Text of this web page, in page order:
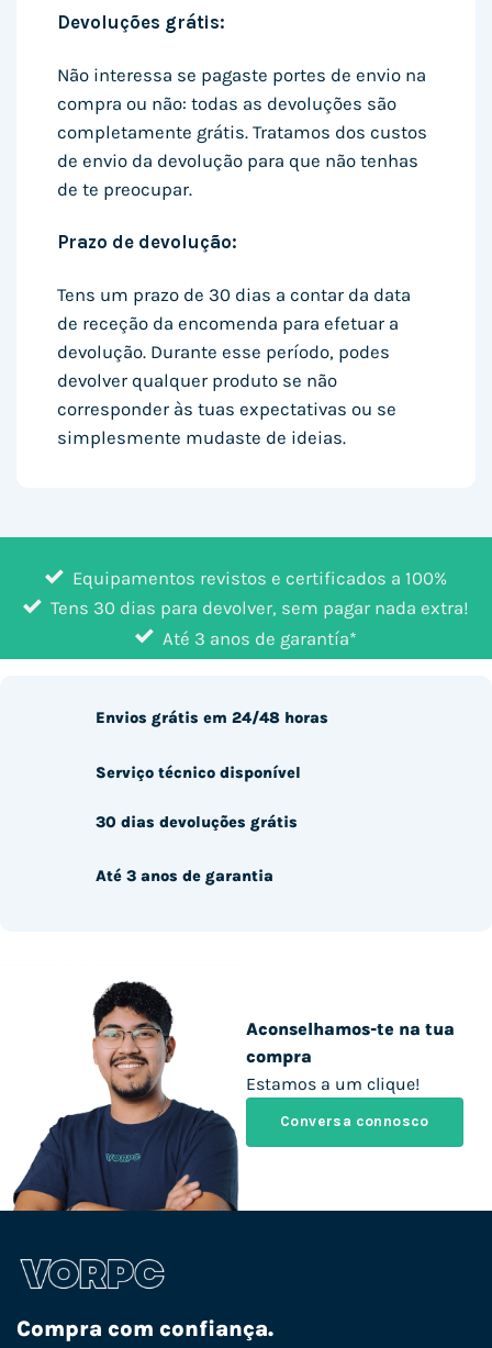
Devoluções grátis:
Não interessa se pagaste portes de envio na
compra ou não: todas as devoluções são
completamente grátis. Tratamos dos custos
de envio da devolução para que não tenhas
de te preocupar.
Prazo de devolução:
Tens um prazo de 30 dias a contar da data
de receção da encomenda para efetuar a
devolução. Durante esse período, podes
devolver qualquer produto se não
corresponder às tuas expectativas ou se
simplesmente mudaste de ideias.
Equipamentos revistos e certificados a 100%
Tens 30 dias para devolver, sem pagar nada extra!
Até 3 anos de garantía*
Aconselhamos-te na tua
compra
Estamos a um clique!
Conversa connosco
Envios grátis em 24/48 horas
Serviço técnico disponível
30 dias devoluções grátis
Até 3 anos de garantia
Compra com confiança.